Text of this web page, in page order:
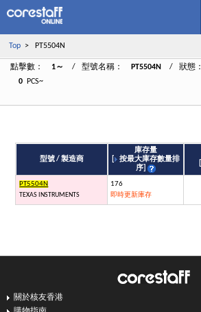
Top> PT5504N
點擊數： 1～ / 型號名稱： PT5504N / 狀態：
0
PCS~
型號 / 製造商
庫存量
[
按最大庫存數量排
序
PT5504N
TEXAS INSTRUMENTS
176
即時更新庫存
關於核友香港